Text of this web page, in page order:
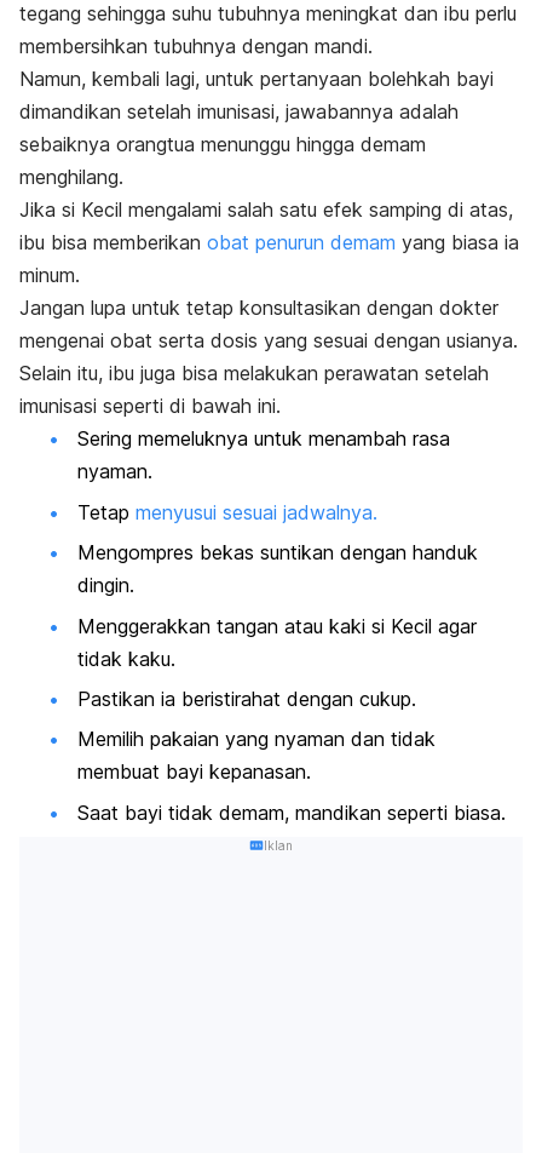
tegang sehingga suhu tubuhnya meningkat dan ibu perlu
membersihkan tubuhnya dengan mandi.
Namun, kembali lagi, untuk pertanyaan bolehkah bayi
dimandikan setelah imunisasi, jawabannya adalah
sebaiknya orangtua menunggu hingga demam
menghilang.
Jika si Kecil mengalami salah satu efek samping di atas,
ibu bisa memberikan obat penurun demam yang biasa ia
minum.
Jangan lupa untuk tetap konsultasikan dengan dokter
mengenai obat serta dosis yang sesuai dengan usianya.
Selain itu, ibu juga bisa melakukan perawatan setelah
imunisasi seperti di bawah ini.
Sering memeluknya untuk menambah rasa
nyaman.
Tetap menyusui sesuai jadwalnya.
Mengompres bekas suntikan dengan handuk
dingin.
Menggerakkan tangan atau kaki si Kecil agar
tidak kaku.
Pastikan ia beristirahat dengan cukup.
Memilih pakaian yang nyaman dan tidak
membuat bayi kepanasan.
Saat bayi tidak demam, mandikan seperti biasa.
Iklan